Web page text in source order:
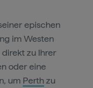
epischen
im Westen
direkt zu Ihrer
oder eine
um Perthzu